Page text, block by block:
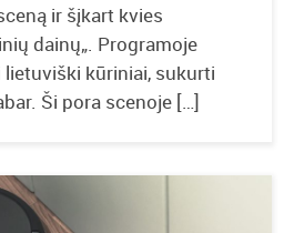
ir šįkart kvies
dainų„. Programoje
kūriniai, sukurti
Ši pora scenoje […]